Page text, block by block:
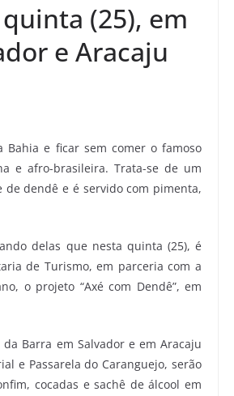
(25), em
e Aracaju
Bahia e ficar sem comer o famoso
e afro-brasileira. Trata-se de um
dendê e é servido com pimenta,
delas que nesta quinta (25), é
de Turismo, em parceria com a
o projeto “Axé com Dendê”, em
Barra em Salvador e em Aracaju
e Passarela do Caranguejo, serão
cocadas e sachê de álcool em